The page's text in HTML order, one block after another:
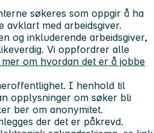
søkeres som oppgir å ha
med arbeidsgiver.
og inkluderende arbeidsgiver,
Vi oppfordrer alle
mer om hvordan det er å jobbe
I henhold til
opplysninger om søker bli
ber om anonymitet.
der det er påkrevd.